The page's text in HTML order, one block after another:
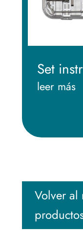
Set
leer más
Volver al